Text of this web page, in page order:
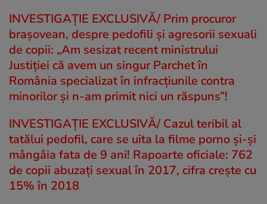
INVESTIGAȚIE EXCLUSIVĂ/ Prim procuror
brașovean, despre pedofili și agresorii sexuali
de copii: „Am sesizat recent ministrului
Justiției că avem un singur Parchet în
România specializat în infracțiunile contra
minorilor și n-am primit nici un răspuns”!
INVESTIGAȚIE EXCLUSIVĂ/ Cazul teribil al
tatălui pedofil, care se uita la filme porno și-și
mângâia fata de 9 ani! Rapoarte oficiale: 762
de copii abuzați sexual în 2017, cifra crește cu
15% în 2018